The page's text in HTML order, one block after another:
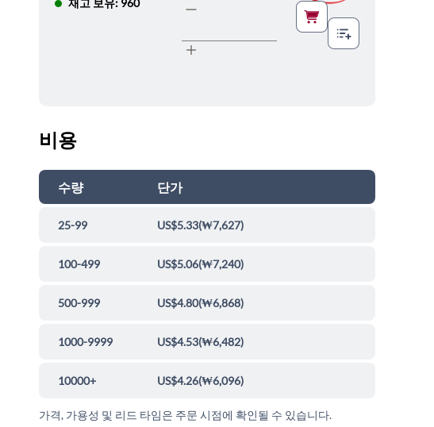
재고 보유: 960
비용
수량 단가
25-99 US$5.33(₩7,627)
100-499 US$5.06(₩7,240)
500-999 US$4.80(₩6,868)
1000-9999 US$4.53(₩6,482)
10000+ US$4.26(₩6,096)
가격, 가용성 및 리드 타임은 주문 시점에 확인될 수 있습니다.